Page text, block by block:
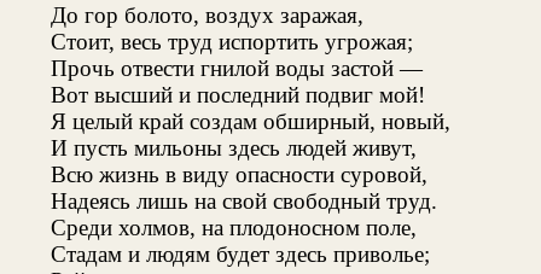
До гор болото, воздух заражая,
Стоит, весь труд испортить угрожая;
Прочь отвести гнилой воды застой —
Вот высший и последний подвиг мой!
Я целый край создам обширный, новый,
И пусть мильоны здесь людей живут,
Всю жизнь в виду опасности суровой,
Надеясь лишь на свой свободный труд.
Среди холмов, на плодоносном поле,
Стадам и людям будет здесь приволье;